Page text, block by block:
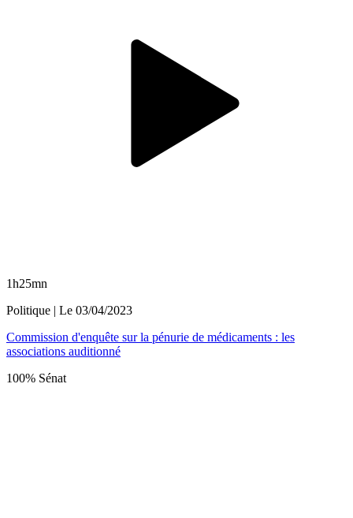
1h25mn
Politique | Le 03/04/2023
Commission d'enquête sur la pénurie de médicaments : les
associations auditionné
100% Sénat